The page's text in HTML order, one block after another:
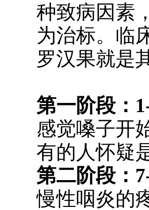
种致病因素
为治标。临
罗汉果就是
第一阶段：
感觉嗓子开
有的人怀疑
第二阶段：
慢性咽炎的